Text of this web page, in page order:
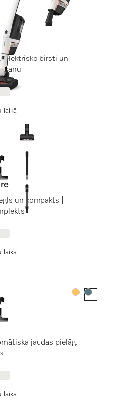
elektrisko birsti un
laikā
un kompakts |
laikā
Krāsa:Krāsa:
jaudas pielāg. |
laikā